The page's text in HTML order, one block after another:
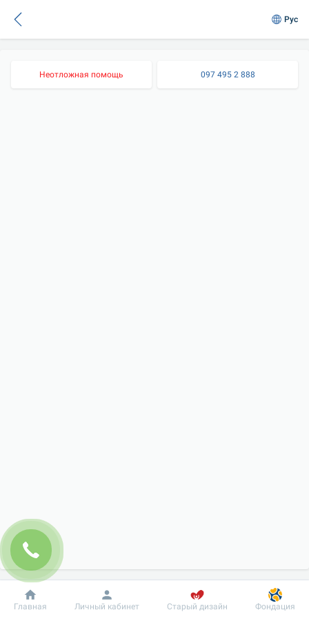
Рус
Неотложная помощь 097 495 2 888
Добробут Информация Пациенту
Главная Личный кабинет Старый дизайн Фондация